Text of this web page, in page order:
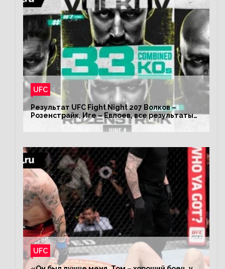
UFC
Результат UFC Fight Night 207 Волков –
Розенстрайк, Иге – Евлоев, все результаты
турнира ЮФС ФН 207
UFC